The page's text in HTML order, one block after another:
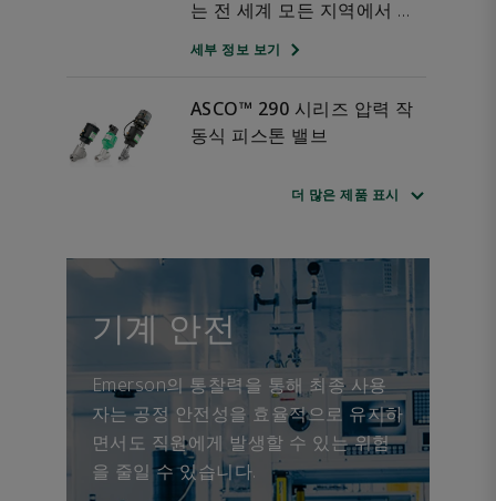
표면이 거칠지 않으므로 식품
접촉에 적합합니다. 또한 실
1935/2004에 따라 인증되었
습니다.
는 전 세계 모든 지역에서 사
다.<br>D-시리즈 개별 밸브
조건에 견딜 수 있습니다. 내
부식성과 강력한 구조로 가장
어난 성능을 발휘할 수 있습
델로 제공하므로 글로벌 고객
이 시설 전체에서 운영을 더
간편하게 표준화할 수 있습니
다. D 시리즈 제어기는 또한
NEPSI, KOSHA, InMetro,
PESO, EAC 및 EAC 인증을 받
았습니다. <br>GO 스위치 감
지 기술로 설계된 Emerson의
D-시리즈 라인은 업계 최상의
세부 정보 보기
ASCO™ 290 시리즈 압력 작
동식 피스톤 밸브
운 응용 분야용으로 제작된
피스톤 밸브로, 압력에 의해
작동합니다. 직관형 본체 설
계는 청동 또는 스테인리스
강으로 제공됩니다. 이 밸브
는 일반적인 서비스 분야(공
기, 불활성 가스, 물, 기름, 경
량 슬러리)뿐 아니라 식음료
산업 분야의 증기, 온수 및 보
조 유체에 적합합니다. 시각
AVENTICS™ 시리즈 CL03 밸
브 시스템
AVENTICS 시리즈 CL03은 식
품 산업에서 공압 솔루션에
적합한 밸브 시스템으로, 깨
끗한 디자인, 최상의 구성 유
연성을 갖추고 언제든 모듈
세부 정보 보기
더 많은 제품 표시
기계 안전
Emerson의 통찰력을 통해 최종 사용
자는 공정 안전성을 효율적으로 유지하
면서도 직원에게 발생할 수 있는 위험
을 줄일 수 있습니다.